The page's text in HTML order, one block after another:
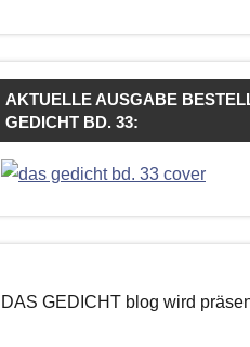
AKTUELLE AUSGABE
GEDICHT BD. 33:
DAS GEDICHT blog wird